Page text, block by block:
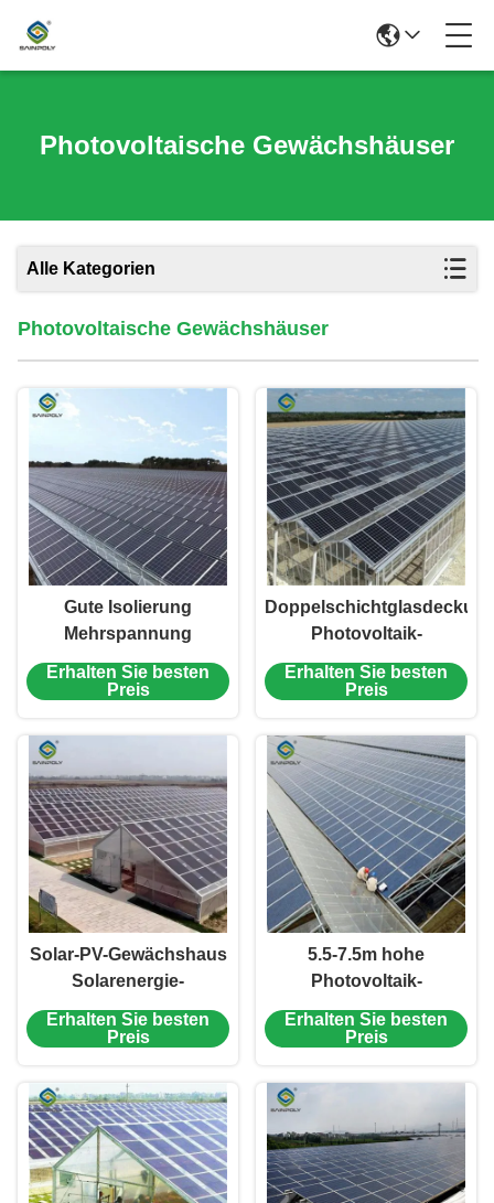
Photovoltaische Gewächshäuser
Alle Kategorien
Photovoltaische Gewächshäuser
Gute Isolierung
Mehrspannung
Photovoltaik
Gewächshaus für
Erhalten Sie besten
Preis
Photovoltaik-
Gewächshaus
Solarpaneel-
Erhalten Sie besten
Preis
Solar-PV-Gewächshaus
Solarenergie-
Gewächshaus
Modernes Design
Erhalten Sie besten
Preis
5.5-7.5m hohe
Photovoltaik-
Gewächshaus mit
Solaranlage
Erhalten Sie besten
Preis